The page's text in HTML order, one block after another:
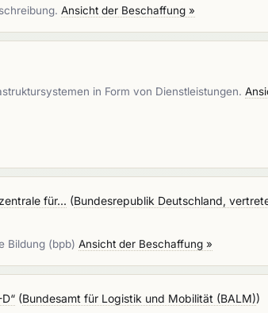
Ansicht der Beschaffung »
in Form von Dienstleistungen.
für... (Bundesrepublik Deutschland,
Bildung (bpb) Ansicht der Beschaffung »
(Bundesamt für Logistik und Mobilität (BALM))